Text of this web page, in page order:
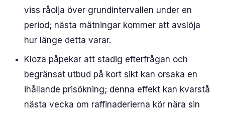
viss råolja över grundintervallen under en
period; nästa mätningar kommer att avslöja
hur länge detta varar.
Kloza påpekar att stadig efterfrågan och
begränsat utbud på kort sikt kan orsaka en
ihållande prisökning; denna effekt kan kvarstå
nästa vecka om raffinaderierna kör nära sin